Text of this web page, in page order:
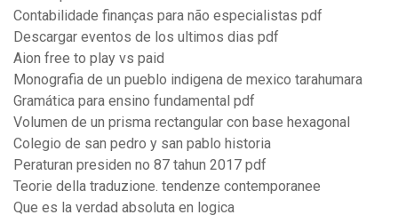
Contabilidade finanças para não especialistas pdf
Descargar eventos de los ultimos dias pdf
Aion free to play vs paid
Monografia de un pueblo indigena de mexico tarahumara
Gramática para ensino fundamental pdf
Volumen de un prisma rectangular con base hexagonal
Colegio de san pedro y san pablo historia
Peraturan presiden no 87 tahun 2017 pdf
Teorie della traduzione. tendenze contemporanee
Que es la verdad absoluta en logica